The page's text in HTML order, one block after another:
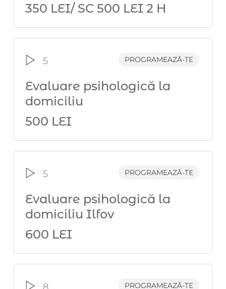
350 LEI/ SC 500 LEI 2 H
5
Evaluare psihologică la
domiciliu
500 LEI
PROGRAMEAZĂ-TE
5
Evaluare psihologică la
domiciliu Ilfov
600 LEI
PROGRAMEAZĂ-TE
8 PROGRAMEAZĂ-TE